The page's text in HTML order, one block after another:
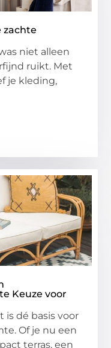
zachte
niet alleen
ruikt. Met
je kleding,
Keuze voor
is dé basis voor
Of je nu een
terras, een